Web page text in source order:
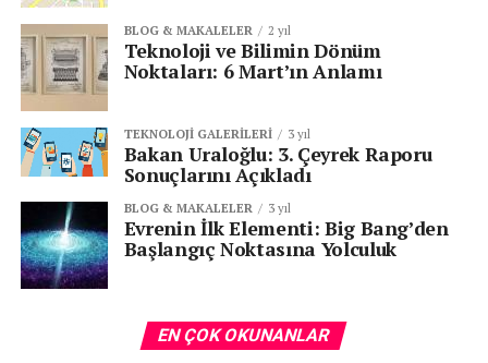
BLOG & MAKALELER 2 yıl
Teknoloji ve Bilimin Dönüm
Noktaları: 6 Mart’ın Anlamı
TEKNOLOJI GALERILERI 3 yıl
Bakan Uraloğlu: 3. Çeyrek Raporu
Sonuçlarını Açıkladı
BLOG & MAKALELER 3 yıl
Evrenin İlk Elementi: Big Bang’den
Başlangıç Noktasına Yolculuk
EN ÇOK OKUNANLAR